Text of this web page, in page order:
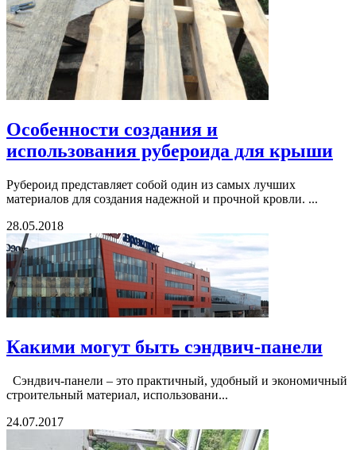
Особенности создания и
использования рубероида для крыши
Рубероид представляет собой один из самых лучших
материалов для создания надежной и прочной кровли. ...
28.05.2018
Какими могут быть сэндвич-панели
Сэндвич-панели – это практичный, удобный и экономичный
строительный материал, использовани...
24.07.2017